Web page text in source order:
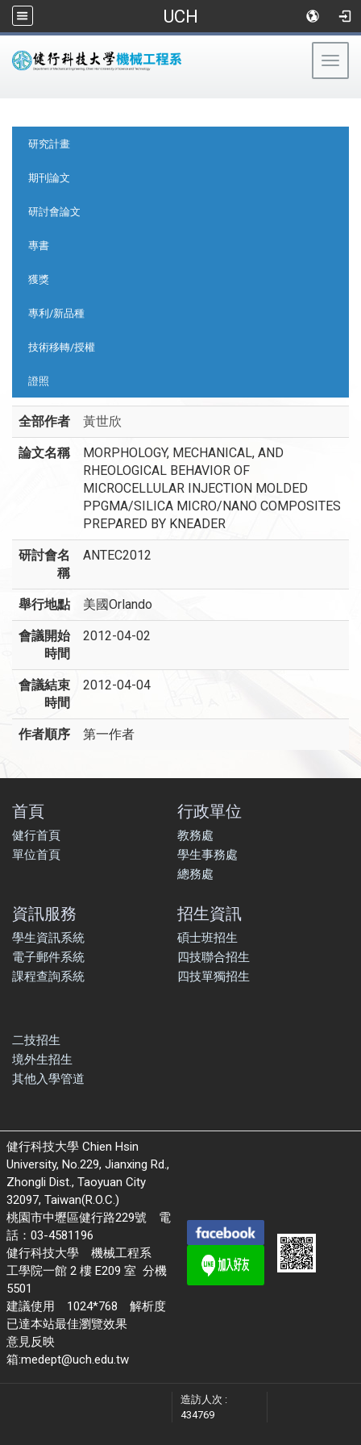
UCH
研究計畫
期刊論文
研討會論文
專書
獲獎
專利/新品種
技術移轉/授權
證照
全部作者 黃世欣
論文名稱
MORPHOLOGY, MECHANICAL, AND
RHEOLOGICAL BEHAVIOR OF
MICROCELLULAR INJECTION MOLDED
PPGMA/SILICA MICRO/NANO COMPOSITES
PREPARED BY KNEADER
研討會名
稱
ANTEC2012
舉行地點 美國Orlando
會議開始
時間
2012-04-02
會議結束
時間
2012-04-04
作者順序 第一作者
首頁
健行首頁
單位首頁
行政單位
教務處
學生事務處
總務處
資訊服務
學生資訊系統
電子郵件系統
課程查詢系統
招生資訊
碩士班招生
四技聯合招生
四技單獨招生
二技招生
境外生招生
其他入學管道
健行科技大學 Chien Hsin
University, No.229, Jianxing Rd.,
Zhongli Dist., Taoyuan City
32097, Taiwan(R.O.C.)
桃園市中壢區健行路229號 電
話：03-4581196
健行科技大學 機械工程系
工學院一館 2 樓 E209 室 分機
5501
建議使用 1024*768 解析度
已達本站最佳瀏覽效果
意見反映
箱:medept@uch.edu.tw
造訪人次 :
434769